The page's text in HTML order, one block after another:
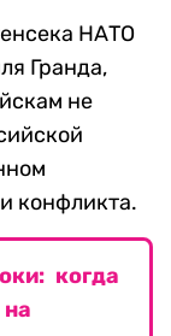
НАТО
Гранда,
не
конфликта.
когда